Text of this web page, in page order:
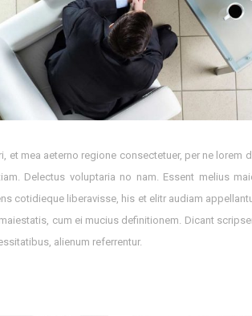
mea aeterno regione consectetuer, per ne lorem
Delectus voluptaria no nam. Essent melius
cotidieque liberavisse, his et elitr audiam
cum ei mucius definitionem. Dicant
alienum referrentur.